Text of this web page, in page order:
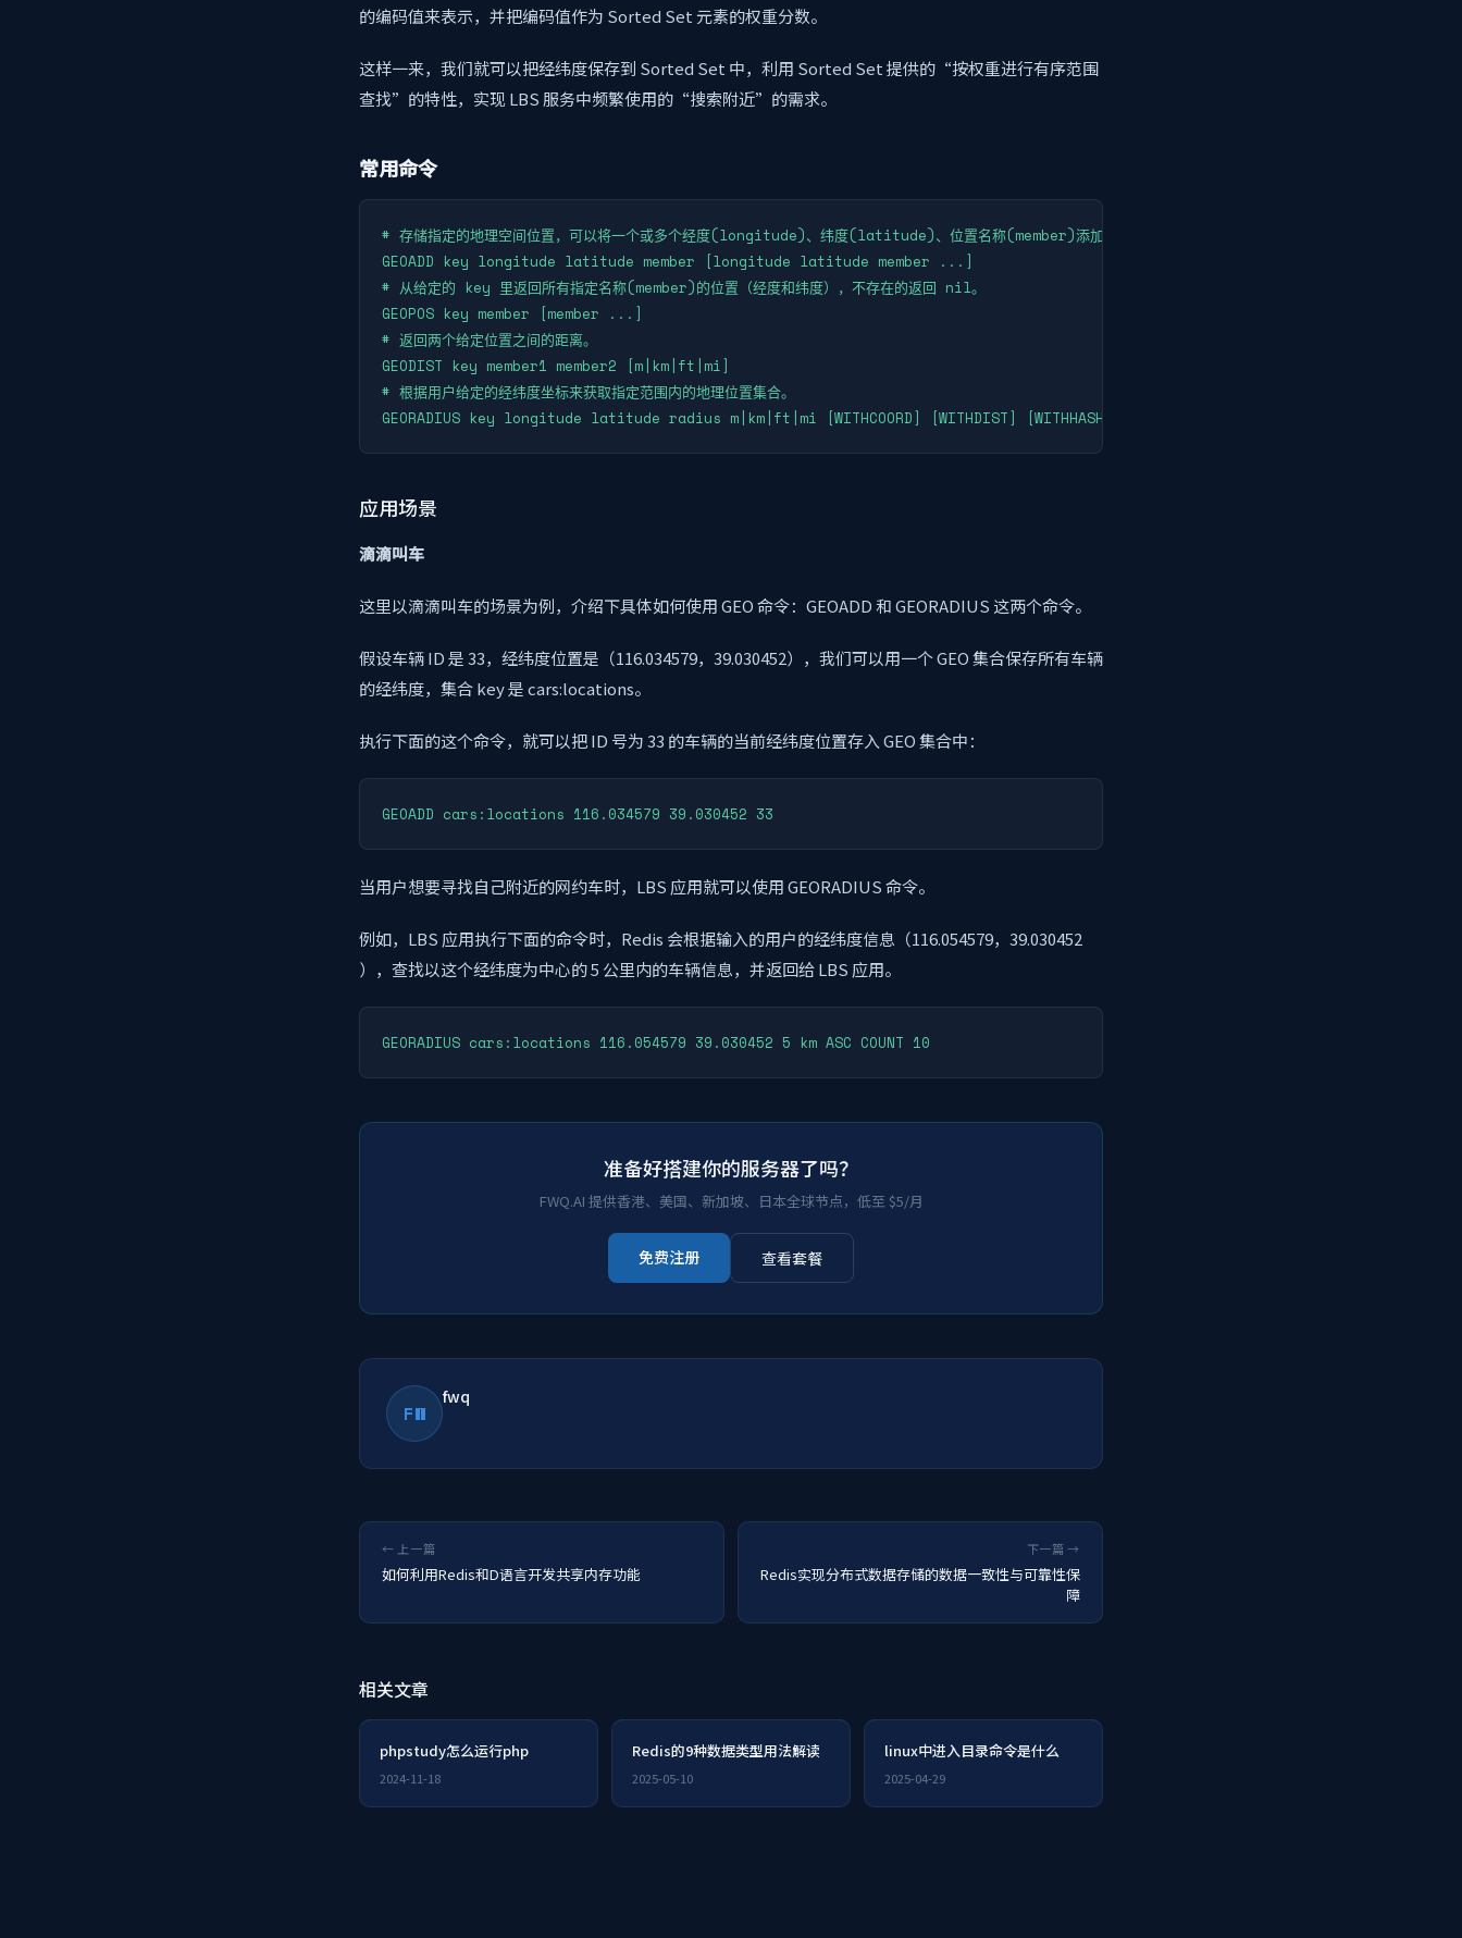
的编码值来表示，并把编码值作为 Sorted Set 元素的权重分数。
这样一来，我们就可以把经纬度保存到 Sorted Set 中，利用 Sorted Set 提供的“按权重进行有序范围
查找”的特性，实现 LBS 服务中频繁使用的“搜索附近”的需求。
常用命令
# 存储指定的地理空间位置，可以将一个或多个经度(longitude)、纬度(latitude)、位置名称(member)添加到指定的 key 中。
GEOADD key longitude latitude member [longitude latitude member ...]
# 从给定的 key 里返回所有指定名称(member)的位置（经度和纬度），不存在的返回 nil。
GEOPOS key member [member ...]
# 返回两个给定位置之间的距离。
GEODIST key member1 member2 [m|km|ft|mi]
# 根据用户给定的经纬度坐标来获取指定范围内的地理位置集合。
GEORADIUS key longitude latitude radius m|km|ft|mi [WITHCOORD] [WITHDIST] [WITHHASH] [COUNT count] [ASC|DESC] [STORE key]
应用场景
滴滴叫车
这里以滴滴叫车的场景为例，介绍下具体如何使用 GEO 命令：GEOADD 和 GEORADIUS 这两个命令。
假设车辆 ID 是 33，经纬度位置是（116.034579，39.030452），我们可以用一个 GEO 集合保存所有车辆
的经纬度，集合 key 是 cars:locations。
执行下面的这个命令，就可以把 ID 号为 33 的车辆的当前经纬度位置存入 GEO 集合中：
GEOADD cars:locations 116.034579 39.030452 33
当用户想要寻找自己附近的网约车时，LBS 应用就可以使用 GEORADIUS 命令。
例如，LBS 应用执行下面的命令时，Redis 会根据输入的用户的经纬度信息（116.054579，39.030452
），查找以这个经纬度为中心的 5 公里内的车辆信息，并返回给 LBS 应用。
GEORADIUS cars:locations 116.054579 39.030452 5 km ASC COUNT 10
准备好搭建你的服务器了吗？
FWQ.AI 提供香港、美国、新加坡、日本全球节点，低至 $5/月
免费注册 查看套餐
FW
fwq
← 上一篇
如何利用Redis和D语言开发共享内存功能
下一篇 →
Redis实现分布式数据存储的数据一致性与可靠性保
障
相关文章
phpstudy怎么运行php
2024-11-18
Redis的9种数据类型用法解读
2025-05-10
linux中进入目录命令是什么
2025-04-29